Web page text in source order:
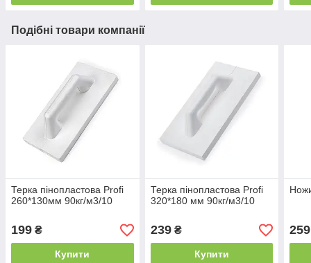
Подібні товари компанії
Терка пінопластова Profi
260*130мм 90кг/м3/10
199 ₴
Купити
Терка пінопластова Profi
320*180 мм 90кг/м3/10
239₴
Купити
259